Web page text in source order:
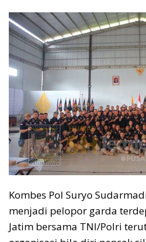
Kombes Pol Suryo
menjadi pelopor garda
Jatim bersama TNI/Polri